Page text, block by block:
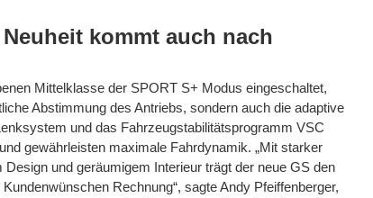
kommt auch nach
Mittelklasse der SPORT S+ Modus eingeschaltet,
Abstimmung des Antriebs, sondern auch die adaptive
und das Fahrzeugstabilitätsprogramm VSC
gewährleisten maximale Fahrdynamik. „Mit starker
und geräumigem Interieur trägt der neue GS den
Rechnung“, sagte Andy Pfeiffenberger,